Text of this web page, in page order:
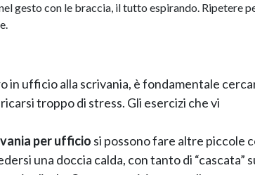
gesto con le braccia, il tutto espirando. Ripetere
in ufficio alla scrivania, è fondamentale
troppo di stress. Gli esercizi che vi
per ufficio si possono fare altre piccole
una doccia calda, con tanto di “cascata”